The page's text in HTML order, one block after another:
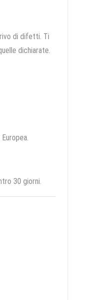
di difetti. Ti
dichiarate.
30 giorni.